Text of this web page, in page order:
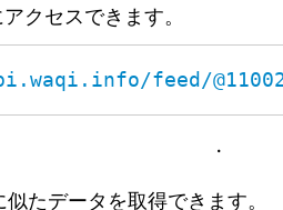
クセスできます。
feed/@11002/
.
たデータを取得できます。